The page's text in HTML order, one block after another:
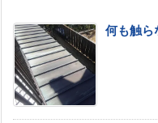
何も触